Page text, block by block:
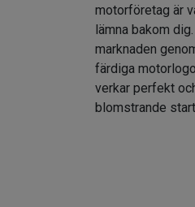
motorföretag är
lämna bakom
marknaden
färdiga
verkar perfekt
blomstrande